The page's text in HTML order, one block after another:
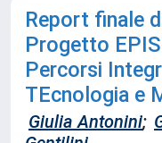
Report finale
Progetto
Percorsi
TEcnologia e
Giulia Antonini;